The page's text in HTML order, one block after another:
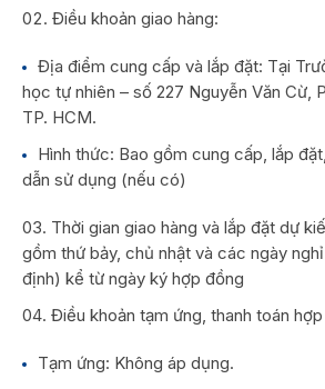
Điều khoản giao hàng:
Địa điểm cung cấp và lắp đặt: Tại
học tự nhiên – số 227 Nguyễn Văn Cừ,
TP. HCM.
Hình thức: Bao gồm cung cấp, lắp
dẫn sử dụng (nếu có)
Thời gian giao hàng và lắp đặt dự
gồm thứ bảy, chủ nhật và các ngày
định) kể từ ngày ký hợp đồng
Điều khoản tạm ứng, thanh toán
Tạm ứng: Không áp dụng.